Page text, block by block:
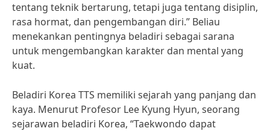
tentang teknik bertarung, tetapi juga tentang disiplin,
rasa hormat, dan pengembangan diri.” Beliau
menekankan pentingnya beladiri sebagai sarana
untuk mengembangkan karakter dan mental yang
kuat.
Beladiri Korea TTS memiliki sejarah yang panjang dan
kaya. Menurut Profesor Lee Kyung Hyun, seorang
sejarawan beladiri Korea, “Taekwondo dapat